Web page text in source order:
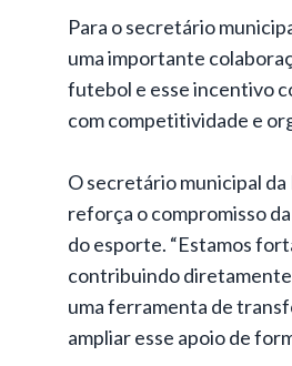
Para o secretário
uma importante
futebol e esse incentivo
com competitividade e
O secretário municipal
reforça o compromisso
do esporte. “Estamos
contribuindo diretamente
uma ferramenta de
ampliar esse apoio de